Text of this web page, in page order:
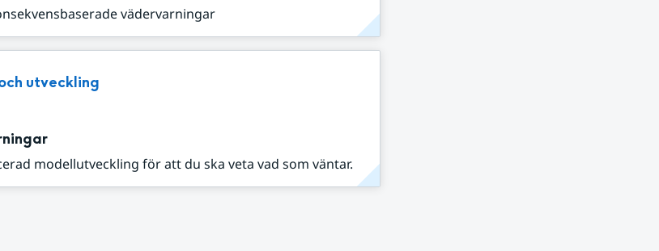
vädervarningar
utveckling
modellutveckling för att du ska veta vad som väntar.